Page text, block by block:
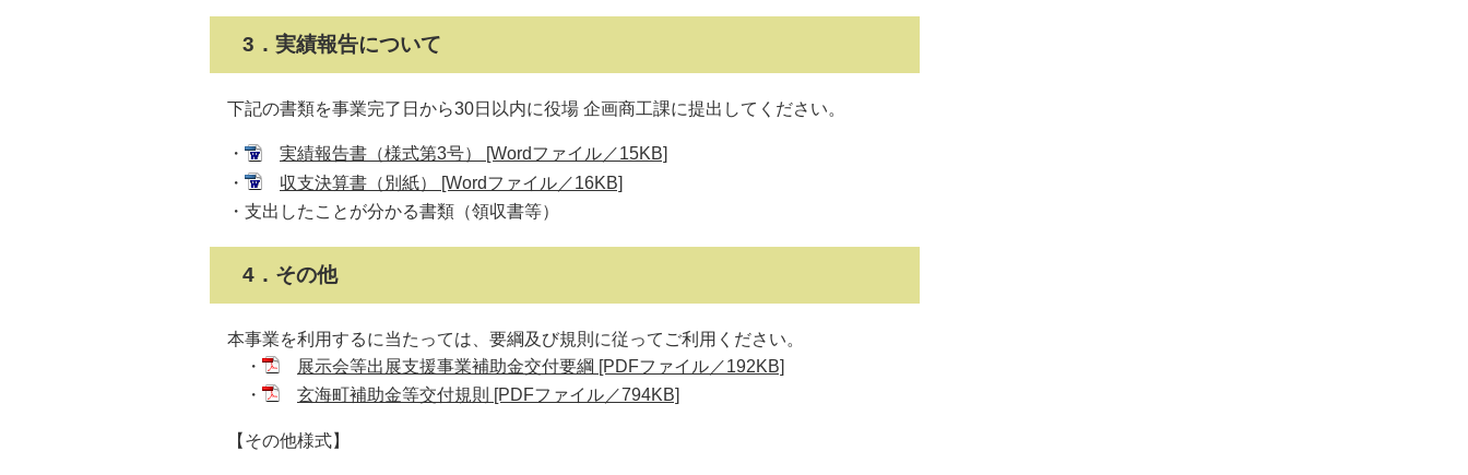
3．実績報告について
下記の書類を事業完了日から30日以内に役場 企画商工課に提出してください。
・
実績報告書（様式第3号） [Wordファイル／15KB]
・
収支決算書（別紙） [Wordファイル／16KB]
・支出したことが分かる書類（領収書等）
4．その他
本事業を利用するに当たっては、要綱及び規則に従ってご利用ください。
・
展示会等出展支援事業補助金交付要綱 [PDFファイル／192KB]
・
玄海町補助金等交付規則 [PDFファイル／794KB]
【その他様式】